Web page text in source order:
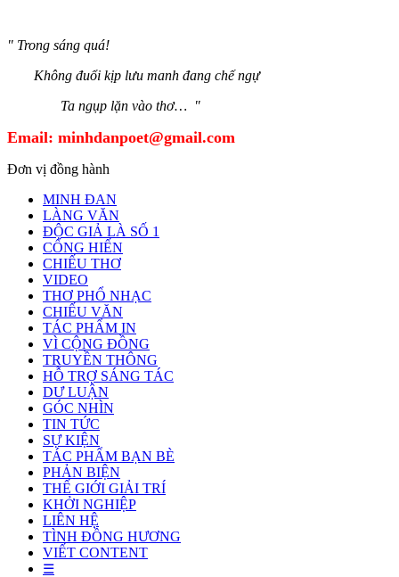
" Trong sáng quá!
Không đuổi kịp lưu manh đang chế ngự
Ta ngụp lặn vào thơ… "
Email: minhdanpoet@gmail.com
Đơn vị đồng hành
MINH ĐAN
LÀNG VĂN
ĐỘC GIẢ LÀ SỐ 1
CỐNG HIẾN
CHIẾU THƠ
VIDEO
THƠ PHỔ NHẠC
CHIẾU VĂN
TÁC PHẨM IN
VÌ CỘNG ĐỒNG
TRUYỀN THÔNG
HỖ TRỢ SÁNG TÁC
DƯ LUẬN
GÓC NHÌN
TIN TỨC
SỰ KIỆN
TÁC PHẨM BẠN BÈ
PHẢN BIỆN
THẾ GIỚI GIẢI TRÍ
KHỞI NGHIỆP
LIÊN HỆ
TÌNH ĐỒNG HƯƠNG
VIẾT CONTENT
☰